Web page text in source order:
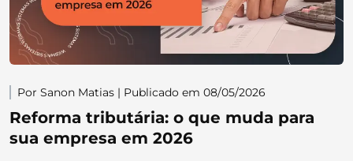
Por Sanon Matias | Publicado em 08/05/2026
Reforma tributária: o que muda para
sua empresa em 2026